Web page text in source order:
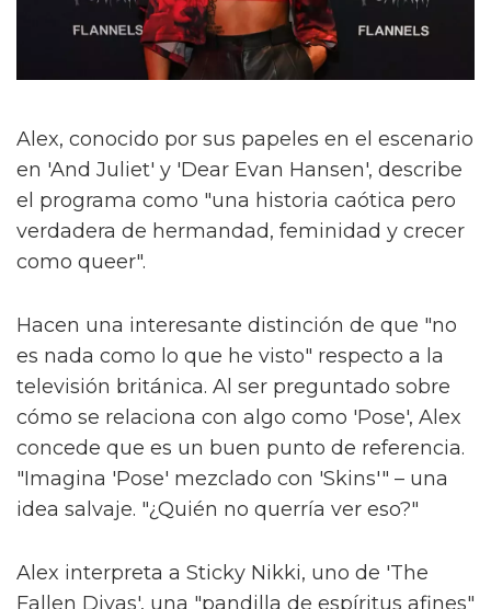
Alex, conocido por sus papeles en el escenario
en 'And Juliet' y 'Dear Evan Hansen', describe
el programa como "una historia caótica pero
verdadera de hermandad, feminidad y crecer
como queer".
Hacen una interesante distinción de que "no
es nada como lo que he visto" respecto a la
televisión británica. Al ser preguntado sobre
cómo se relaciona con algo como 'Pose', Alex
concede que es un buen punto de referencia.
"Imagina 'Pose' mezclado con 'Skins'" – una
idea salvaje. "¿Quién no querría ver eso?"
Alex interpreta a Sticky Nikki, uno de 'The
Fallen Divas', una "pandilla de espíritus afines"